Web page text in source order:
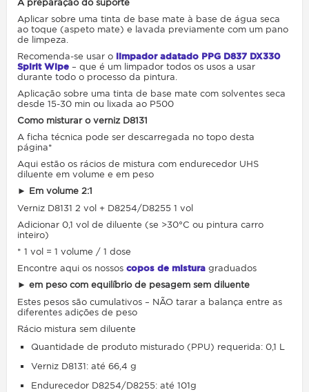
A preparação do suporte
Aplicar sobre uma tinta de base mate à base de água seca
ao toque (aspeto mate) e lavada previamente com um pano
de limpeza.
Recomenda-se usar o limpador adatado PPG D837 DX330
Spirit Wipe – que é um limpador todos os usos a usar
durante todo o processo da pintura.
Aplicação sobre uma tinta de base mate com solventes seca
desde 15-30 min ou lixada ao P500
Como misturar o verniz D8131
A ficha técnica pode ser descarregada no topo desta
página*
Aqui estão os rácios de mistura com endurecedor UHS
diluente em volume e em peso
► Em volume 2:1
Verniz D8131 2 vol + D8254/D8255 1 vol
Adicionar 0,1 vol de diluente (se >30°C ou pintura carro
inteiro)
* 1 vol = 1 volume / 1 dose
Encontre aqui os nossos copos de mistura graduados
► em peso com equilíbrio de pesagem sem diluente
Estes pesos são cumulativos – NÃO tarar a balança entre as
diferentes adições de peso
Rácio mistura sem diluente
Quantidade de produto misturado (PPU) requerida: 0,1 L
Verniz D8131: até 66,4 g
Endurecedor D8254/D8255: até 101g